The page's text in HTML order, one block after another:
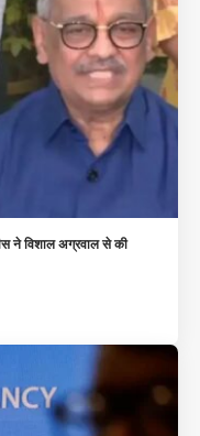
ने विशाल अग्रवाल से की